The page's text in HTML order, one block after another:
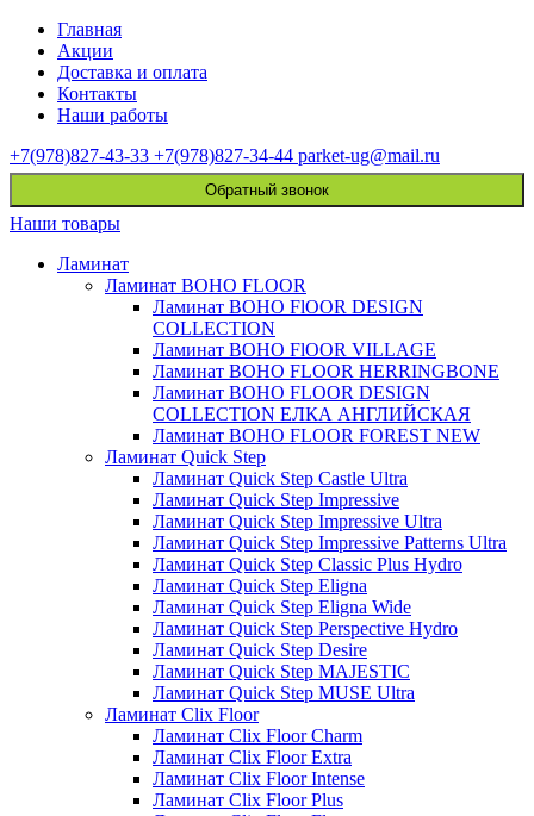
Главная
Акции
Доставка и оплата
Контакты
Наши работы
+7(978)827-43-33 +7(978)827-34-44 parket-ug@mail.ru
Обратный звонок
Наши товары
Ламинат
Ламинат BOHO FLOOR
Ламинат BOHO FlOOR DESIGN
COLLECTION
Ламинат BOHO FlOOR VILLAGE
Ламинат BOHO FLOOR HERRINGBONE
Ламинат BOHO FLOOR DESIGN
COLLECTION ЕЛКА АНГЛИЙСКАЯ
Ламинат BOHO FLOOR FOREST NEW
Ламинат Quick Step
Ламинат Quick Step Castle Ultra
Ламинат Quick Step Impressive
Ламинат Quick Step Impressive Ultra
Ламинат Quick Step Impressive Patterns Ultra
Ламинат Quick Step Classic Plus Hydro
Ламинат Quick Step Eligna
Ламинат Quick Step Eligna Wide
Ламинат Quick Step Perspective Hydro
Ламинат Quick Step Desire
Ламинат Quick Step MAJESTIC
Ламинат Quick Step MUSE Ultra
Ламинат Clix Floor
Ламинат Clix Floor Charm
Ламинат Clix Floor Extra
Ламинат Clix Floor Intense
Ламинат Clix Floor Plus